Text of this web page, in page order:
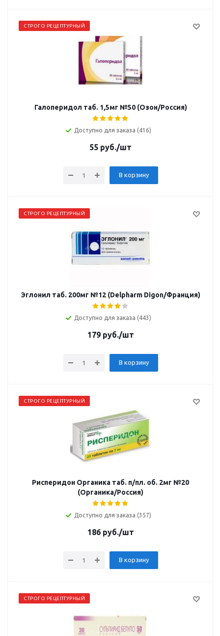
СТРОГО РЕЦЕПТУРНЫЙ
Галоперидол таб. 1,5мг №50 (Озон/Россия)
Доступно для заказа (416)
55 руб./шт
В корзину
СТРОГО РЕЦЕПТУРНЫЙ
Эглонил таб. 200мг №12 (Delpharm Digon/Франция)
Доступно для заказа (443)
179руб./шт
В корзину
СТРОГО РЕЦЕПТУРНЫЙ
Рисперидон Органика таб. п/пл. об. 2мг №20
(Органика/Россия)
Доступно для заказа (357)
186руб./шт
В корзину
СТРОГО РЕЦЕПТУРНЫЙ